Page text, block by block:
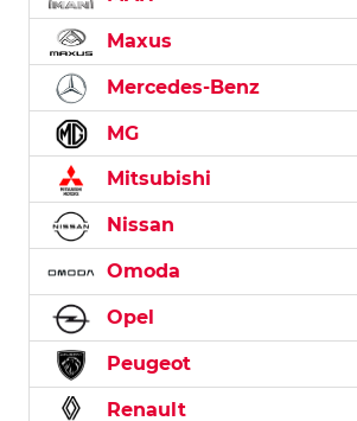
Maxus
Mercedes-Benz
MG
Mitsubishi
Nissan
Omoda
Opel
Peugeot
Renault